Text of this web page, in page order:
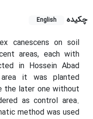
چکیده English
canescens on soil
areas, each with
in Hossein Abad
area it was planted
the later one without
as control area.
method was used